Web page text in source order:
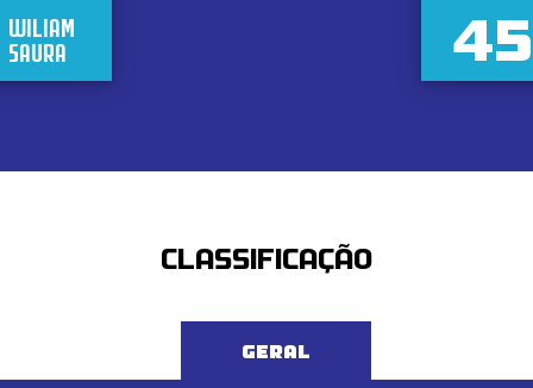
WILIAM
SAURA
45
CLASSIFICAÇÃO
GERAL